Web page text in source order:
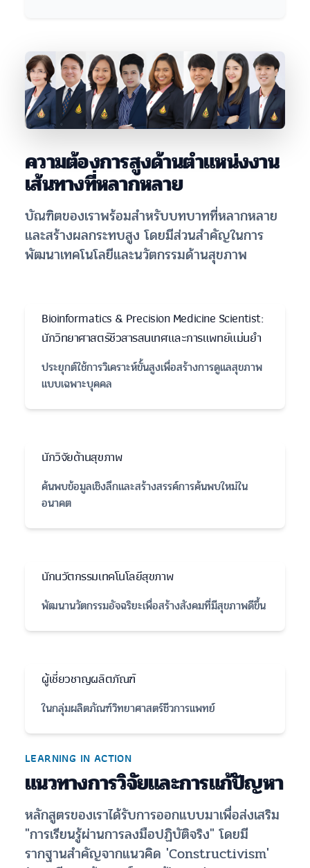
ความต้องการสูงด้านตำแหน่งงาน
เส้นทางที่หลากหลาย
บัณฑิตของเราพร้อมสำหรับบทบาทที่หลากหลาย
และสร้างผลกระทบสูง โดยมีส่วนสำคัญในการ
พัฒนาเทคโนโลยีและนวัตกรรมด้านสุขภาพ
Bioinformatics & Precision Medicine Scientist:
นักวิทยาศาสตร์ชีวสารสนเทศและการแพทย์แม่นยำ
ประยุกต์ใช้การวิเคราะห์ขั้นสูงเพื่อสร้างการดูแลสุขภาพ
แบบเฉพาะบุคคล
นักวิจัยด้านสุขภาพ
ค้นพบข้อมูลเชิงลึกและสร้างสรรค์การค้นพบใหม่ใน
อนาคต
นักนวัตกรรมเทคโนโลยีสุขภาพ
พัฒนานวัตกรรมอัจฉริยะเพื่อสร้างสังคมที่มีสุขภาพดีขึ้น
ผู้เชี่ยวชาญผลิตภัณฑ์
ในกลุ่มผลิตภัณฑ์วิทยาศาสตร์ชีวการแพทย์
LEARNING IN ACTION
แนวทางการวิจัยและการแก้ปัญหา
หลักสูตรของเราได้รับการออกแบบมาเพื่อส่งเสริม
"การเรียนรู้ผ่านการลงมือปฏิบัติจริง" โดยมี
รากฐานสำคัญจากแนวคิด 'Constructivism'